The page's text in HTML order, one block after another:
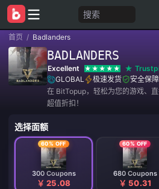
搜索
首页 / Badlanders
BADLANDERS
Excellent
GLOBAL
极速发货
安全保
在 BitTopup，轻松为您的游戏、
超值折扣！
选择面额
60% OFF
300 Coupons
￥ 25.08
60% OFF
680 Coupons
￥ 50.31